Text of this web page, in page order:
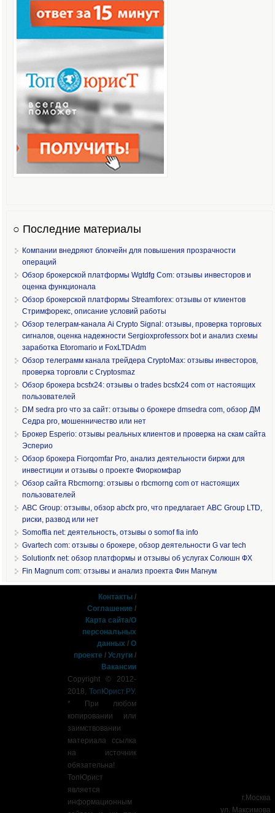
○ Последние материалы
Компании внедряют блокчейн для повышения прозрачности
операций
Обзор брокерской платформы Wgtdfg Com: отзывы инвесторов и
оценка функционала
Обзор брокерской платформы Streamforex: отзывы от клиентов
Стримфорекс, описание условий работы
Обзор телеграм-канала Ai Crypto Signal: отзывы, проверка торговых
сигналов, оценка надежности Sergioxprofessorx bot и анализ схемы
заработка Etoromario и FoxLTDAdm
Обзор телеграмм канала трейдера CryptoMax: отзывы инвесторов,
проверка торговли с Cryptosmaz
Обзор брокера bcsfx24: отзывы о trades bcsfx24 com от настоящих
пользователей
DM sedra pro что за сайт: отзывы о брокере dmsedra com, обзор ДМ
Седра pro, мошенничество или нет
Брокер Esperio: отзывы реальных клиентов и проверка на скам сайта
Эсперио
Обзор брокера Fiorqomfar Pro, анализ деятельности биржи для
инвестиции и отзывы о проекте Фиоркомфар
Обзор сайта Rbcmorng: отзывы о rbcmorng com от настоящих
пользователей
ABC Group: отзывы, обзор abcfx pro, что предлагает ABC Group LTD,
риски, развод или нет
Somoffia net: деятельность, отзывы о somof fia info
Gvartech com: отзывы о брокере, обзор деятельности G var tech
Solutionfx net: обзор платформы и отзывы об услугах Солюшн ФХ
Fin Magnum com: отзывы и анализ проекта Фин Магнум
Контакты /
Соглашение /
Карта сайта/О
персональных
данных /О
проекте /Услуги /
Вакансии
Copyright © 2012-
2018,ТопЮрист.РУ.
* При любом
копировании или
заимствовании
материала ссылка
на источник
обязательна!
ТопЮрист
является
информационным
г.Москва
ул. Максимова